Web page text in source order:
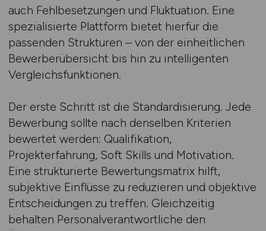
auch Fehlbesetzungen und Fluktuation. Eine
spezialisierte Plattform bietet hierfür die
passenden Strukturen – von der einheitlichen
Bewerberübersicht bis hin zu intelligenten
Vergleichsfunktionen.
Der erste Schritt ist die Standardisierung. Jede
Bewerbung sollte nach denselben Kriterien
bewertet werden: Qualifikation,
Projekterfahrung, Soft Skills und Motivation.
Eine strukturierte Bewertungsmatrix hilft,
subjektive Einflüsse zu reduzieren und objektive
Entscheidungen zu treffen. Gleichzeitig
behalten Personalverantwortliche den